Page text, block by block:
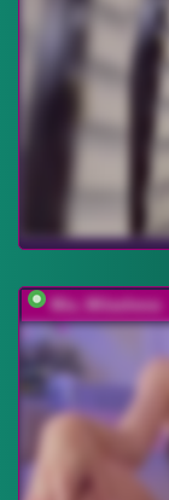
Mia_Milasheva